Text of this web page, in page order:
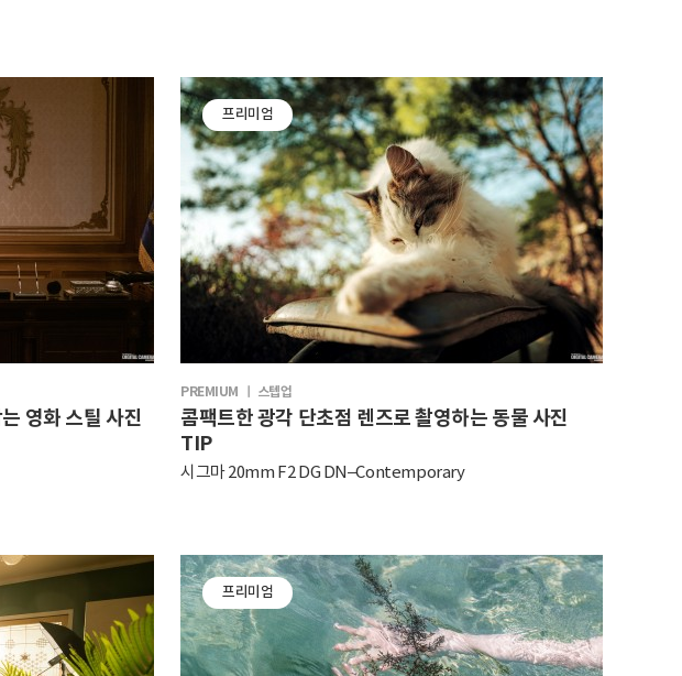
영화 스틸 사진
프리미엄
PREMIUM ㅣ 스텝업
콤팩트한 광각 단초점 렌즈로 촬영하는 동물 사진
TIP
시그마 20mm F2 DG DN–Contemporary
프리미엄